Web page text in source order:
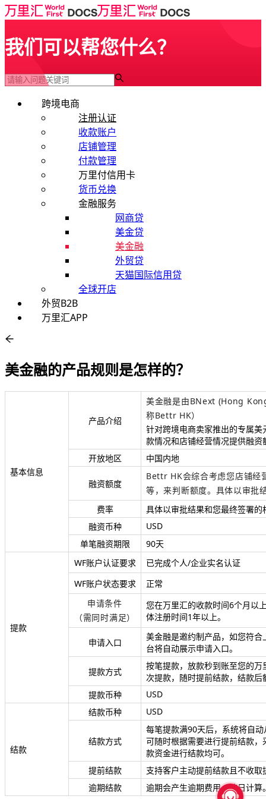
我们可以帮您什么？
跨境电商
注册认证
收款账户
店铺管理
付款管理
万里付信用卡
货币兑换
金融服务
网商贷
美金贷
美金融
外贸贷
天猫国际信用贷
全球开店
外贸B2B
万里汇APP
美金融的产品规则是怎样的？
基本信息
产品介绍
美金融是由BNext (Hong
称Bettr HK）
针对跨境电商卖家推出的专属
款情况和店铺经营情况提供融资
开放地区
中国内地
融资额度
Bettr HK会综合考虑您店铺经
等，来判断额度。具体以审批
费率
具体以审批结果和您最终签署的
融资币种
USD
单笔融资期限
90天
提款
WF账户认证要求
已完成个人/企业实名认证
WF账户状态要求
正常
申请条件
（需同时满足）
您在万里汇的收款时间6个月以
体注册时间1年以上。
申请入口
美金融是邀约制产品，如您符
台将自动展示申请入口。
提款方式
按笔提款，放款秒到账至您的
次提款，随时提前结款，结款
提款币种
USD
结款
结款币种 USD
结款方式
每笔提款满90天后，系统将自
可随时根据需要进行提前结款
款资金进行结款均可。
提前结款
支持客户主动提前结款且不收取
逾期结款
逾期会产生逾期费用，按日计算